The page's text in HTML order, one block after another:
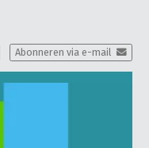
Abonneren via e-mail